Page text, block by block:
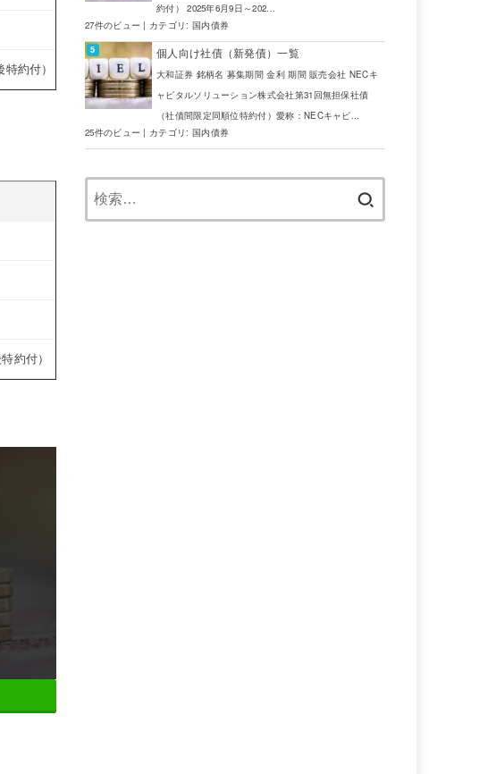
2025/08/29～2025/09/10
約付）（サステナビリティボンド） 2025/09/05～2025/09/17 NaN
約付）（サステナビリティボンド）
約付） 2025年6月9日～202...
27件のビュー | カテゴリ: 国内債券
個人向け社債（新発債）一覧
大和証券 銘柄名 募集期間 金利 期間 販売会社 NECキ
ャピタルソリューション株式会社第31回無担保社債
（社債間限定同順位特約付）愛称：NECキャピ...
25件のビュー | カテゴリ: 国内債券